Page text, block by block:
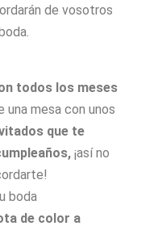
de vosotros
todos los meses
una mesa con unos
que te
¡así no
de color a